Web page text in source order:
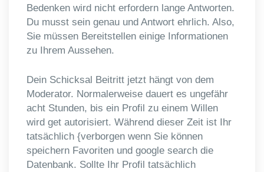
Bedenken wird nicht erfordern lange Antworten.
Du musst sein genau und Antwort ehrlich. Also,
Sie müssen Bereitstellen einige Informationen
zu Ihrem Aussehen.
Dein Schicksal Beitritt jetzt hängt von dem
Moderator. Normalerweise dauert es ungefähr
acht Stunden, bis ein Profil zu einem Willen
wird get autorisiert. Während dieser Zeit ist Ihr
tatsächlich {verborgen wenn Sie können
speichern Favoriten und google search die
Datenbank. Sollte Ihr Profil tatsächlich